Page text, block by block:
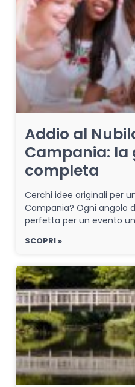
Addio al
Campania: la
completa
Cerchi idee originali per
Campania? Ogni angolo
perfetta per un evento
SCOPRI »